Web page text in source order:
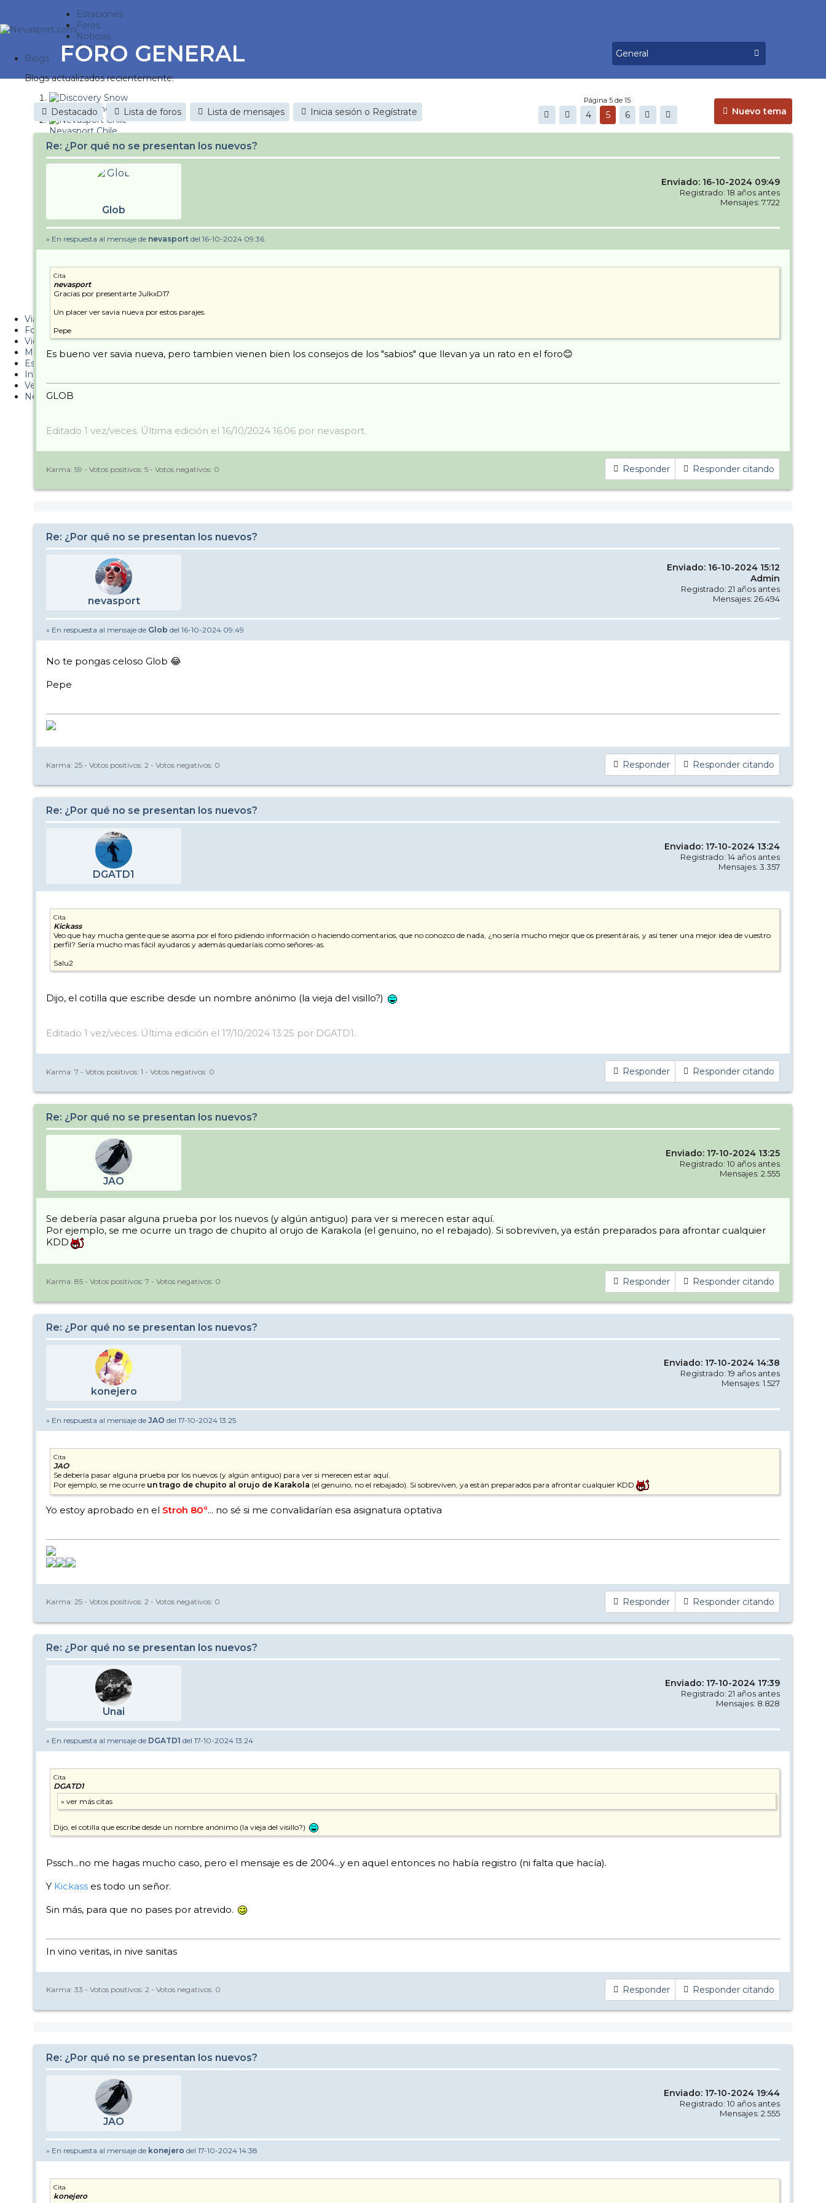
Estaciones
Foros
Noticias
Reportajes
Blogs
Blogs actualizados recientemente:
Discovery Snow
Nevasport Chile
Esquiaryviajar.com
nevasport blog
It's a powder da
Diario de un friki
Metiendo Cantos
PUCAF - Blog
Viajes
Fotos
Videos
Material
Esquí Pro
Infonieve
Verano
Nevalog
FORO GENERAL
Nuevo tema
Destacado Lista de foros Lista de mensajes Inicia sesión o Regístrate
Página 5 de 15
4 5 6
Re: ¿Por qué no se presentan los nuevos?
Glob
Enviado: 16-10-2024 09:49
Registrado: 18 años antes
Mensajes: 7.722
» En respuesta al mensaje de nevasport del 16-10-2024 09:36
Cita
nevasport
Gracias por presentarte JulkxD17
Un placer ver savia nueva por estos parajes.
Pepe
Es bueno ver savia nueva, pero tambien vienen bien los consejos de los "sabios" que llevan ya un rato en el foro😊
GLOB
Editado 1 vez/veces. Última edición el 16/10/2024 16:06 por nevasport.
Responder Responder citando
Karma: 59 - Votos positivos: 5 - Votos negativos: 0
Re: ¿Por qué no se presentan los nuevos?
nevasport
Enviado: 16-10-2024 15:12
Admin
Registrado: 21 años antes
Mensajes: 26.494
» En respuesta al mensaje de Glob del 16-10-2024 09:49
No te pongas celoso Glob 😂
Pepe
Responder Responder citando
Karma: 25 - Votos positivos: 2 - Votos negativos: 0
Re: ¿Por qué no se presentan los nuevos?
DGATD1
Enviado: 17-10-2024 13:24
Registrado: 14 años antes
Mensajes: 3.357
Cita
Kickass
Veo que hay mucha gente que se asoma por el foro pidiendo información o haciendo comentarios, que no conozco de nada, ¿no sería mucho mejor que os presentárais, y así tener una mejor idea de vuestro
perfil? Sería mucho mas fácil ayudaros y además quedaríais como señores-as.
Salu2
Dijo, el cotilla que escribe desde un nombre anónimo (la vieja del visillo?)
Editado 1 vez/veces. Última edición el 17/10/2024 13:25 por DGATD1.
Responder Responder citando
Karma: 7 - Votos positivos: 1 - Votos negativos: 0
Re: ¿Por qué no se presentan los nuevos?
JAO
Enviado: 17-10-2024 13:25
Registrado: 10 años antes
Mensajes: 2.555
Se debería pasar alguna prueba por los nuevos (y algún antiguo) para ver si merecen estar aquí.
Por ejemplo, se me ocurre un trago de chupito al orujo de Karakola (el genuino, no el rebajado). Si sobreviven, ya están preparados para afrontar cualquier
KDD
Responder Responder citando
Karma: 85 - Votos positivos: 7 - Votos negativos: 0
Re: ¿Por qué no se presentan los nuevos?
konejero
Enviado: 17-10-2024 14:38
Registrado: 19 años antes
Mensajes: 1.527
» En respuesta al mensaje de JAO del 17-10-2024 13:25
Cita
JAO
Se debería pasar alguna prueba por los nuevos (y algún antiguo) para ver si merecen estar aquí.
Por ejemplo, se me ocurre un trago de chupito al orujo de Karakola (el genuino, no el rebajado). Si sobreviven, ya están preparados para afrontar cualquier KDD
Yo estoy aprobado en el Stroh 80º... no sé si me convalidarían esa asignatura optativa
Responder Responder citando
Karma: 25 - Votos positivos: 2 - Votos negativos: 0
Re: ¿Por qué no se presentan los nuevos?
Unai
Enviado: 17-10-2024 17:39
Registrado: 21 años antes
Mensajes: 8.828
» En respuesta al mensaje de DGATD1 del 17-10-2024 13:24
Cita
DGATD1
Dijo, el cotilla que escribe desde un nombre anónimo (la vieja del visillo?)
Pssch...no me hagas mucho caso, pero el mensaje es de 2004...y en aquel entonces no había registro (ni falta que hacía).
Y Kickass es todo un señor.
Sin más, para que no pases por atrevido.
In vino veritas, in nive sanitas
Responder Responder citando
Karma: 33 - Votos positivos: 2 - Votos negativos: 0
Re: ¿Por qué no se presentan los nuevos?
JAO
Enviado: 17-10-2024 19:44
Registrado: 10 años antes
Mensajes: 2.555
» En respuesta al mensaje de konejero del 17-10-2024 14:38
Cita
konejero